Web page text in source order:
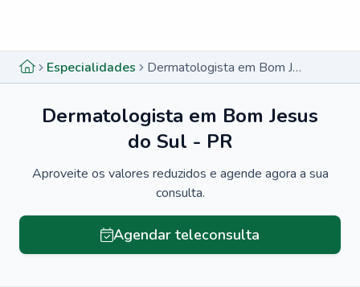
Especialidades Dermatologista em Bom Jesus do Sul - PR
Dermatologista em Bom Jesus
do Sul - PR
Aproveite os valores reduzidos e agende agora a sua
consulta.
Agendar teleconsulta